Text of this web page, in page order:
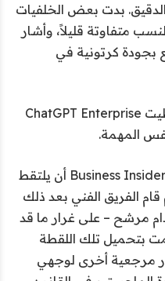
بدت بعض الخلفيات
متفاوتة قليلاً، وأشار
كرتونية في
بدلاً من الدفع مقابل الصور، أعطيت ChatGPT Enterprise
كما طلبت من المدير الفني في Business Insider أن يلتقط
الفريق الفني بعد ذلك
مرشح – على غرار ما قد
بتحميل تلك اللقطة
مرجعية أخرى لوجهي